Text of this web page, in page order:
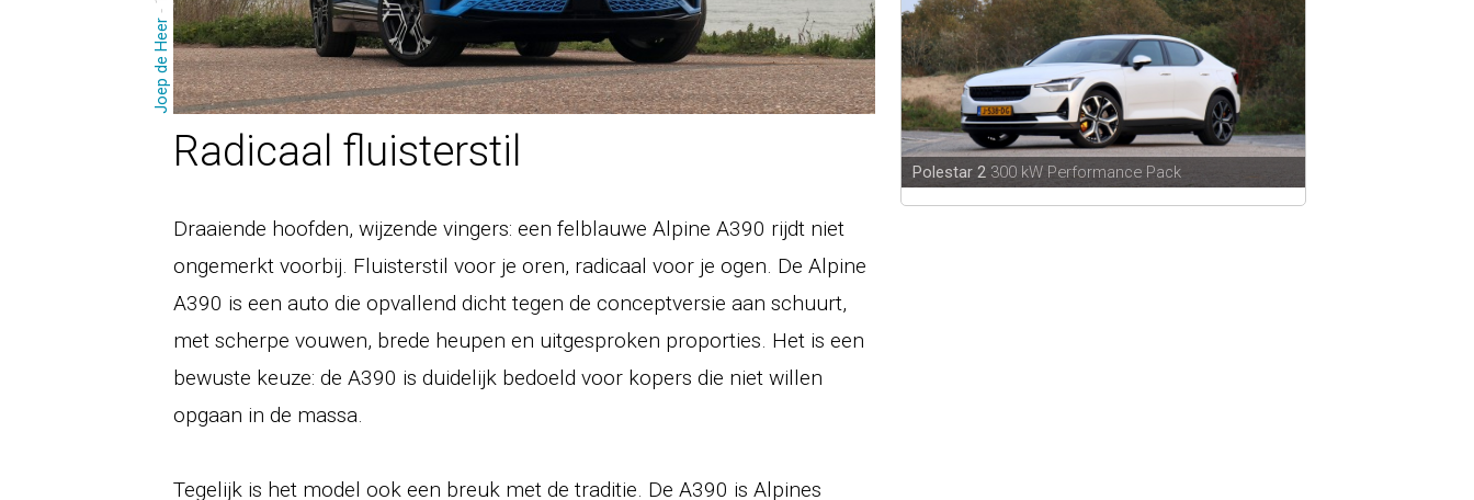
Joep de Heer
Radicaal fluisterstil
Draaiende hoofden, wijzende vingers: een felblauwe Alpine A390 rijdt niet
ongemerkt voorbij. Fluisterstil voor je oren, radicaal voor je ogen. De Alpine
A390 is een auto die opvallend dicht tegen de conceptversie aan schuurt,
met scherpe vouwen, brede heupen en uitgesproken proporties. Het is een
bewuste keuze: de A390 is duidelijk bedoeld voor kopers die niet willen
opgaan in de massa.
Tegelijk is het model ook een breuk met de traditie. De A390 is Alpines
Polestar 2 300 kW Performance Pack